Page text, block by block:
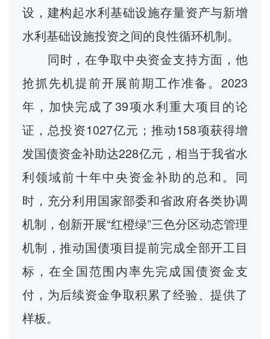
设，建构起水利基础设施存量资产与新增
水利基础设施投资之间的良性循环机制。
同时，在争取中央资金支持方面，他
抢抓先机提前开展前期工作准备。2023
年，加快完成了39项水利重大项目的论
证，总投资1027亿元；推动158项获得增
发国债资金补助达228亿元，相当于我省水
利领域前十年中央资金补助的总和。同
时，充分利用国家部委和省政府各类协调
机制，创新开展“红橙绿”三色分区动态管理
机制，推动国债项目提前完成全部开工目
标，在全国范围内率先完成国债资金支
付，为后续资金争取积累了经验、提供了
样板。